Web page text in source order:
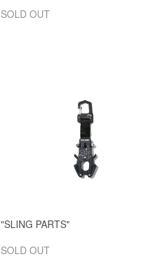
SOLD OUT
"SLING PARTS"
SOLD OUT